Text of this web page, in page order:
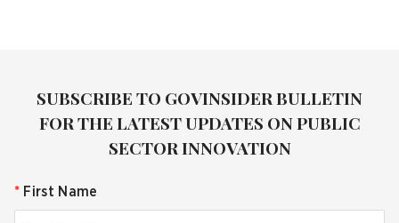
SUBSCRIBE TO GOVINSIDER BULLETIN
FOR THE LATEST UPDATES ON PUBLIC
SECTOR INNOVATION
* First Name